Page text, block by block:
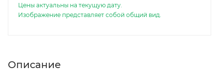
Цены актуальны на текущую дату.
Изображение представляет собой общий вид.
Описание